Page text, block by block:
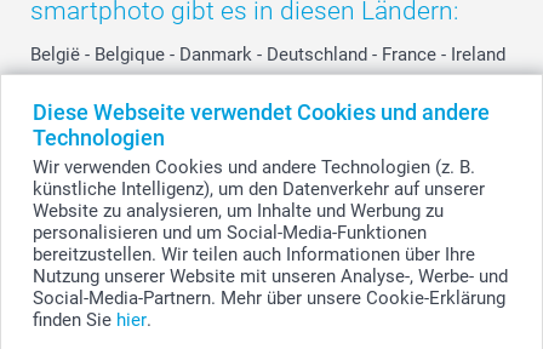
Diese Webseite verwendet Cookies und andere
Technologien
Wir verwenden Cookies und andere Technologien (z. B.
künstliche Intelligenz), um den Datenverkehr auf unserer
Website zu analysieren, um Inhalte und Werbung zu
personalisieren und um Social-Media-Funktionen
bereitzustellen. Wir teilen auch Informationen über Ihre
Nutzung unserer Website mit unseren Analyse-, Werbe- und
Social-Media-Partnern. Mehr über unsere Cookie-Erklärung
finden Sie hier.
smartphoto gibt es in diesen Ländern:
België - Belgique - Danmark - Deutschland - France - Ireland
Switzerland - Suomi - Sverige - United Kingdom -
Other Countries
Alle Preise verstehen sich in Schweizer Franken (CHF) inkl. MwSt. und zzgl.
Versandkosten.